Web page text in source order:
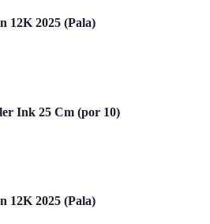
12K 2025 (Pala)
Ink 25 Cm (por 10)
12K 2025 (Pala)